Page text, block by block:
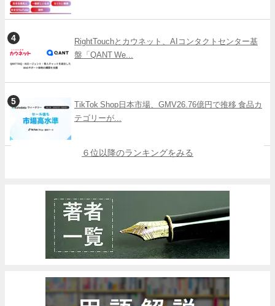
RightTouchとカウネット、AIコンタクトセンター基
盤「QANT We...
TikTok Shop日本市場、GMV26.76億円で推移 食品カ
テゴリーが...
６位以降のランキングをみる